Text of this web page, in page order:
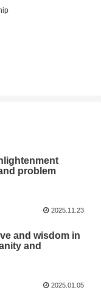
problem
2025.11.23
and wisdom in
and
2025.01.05